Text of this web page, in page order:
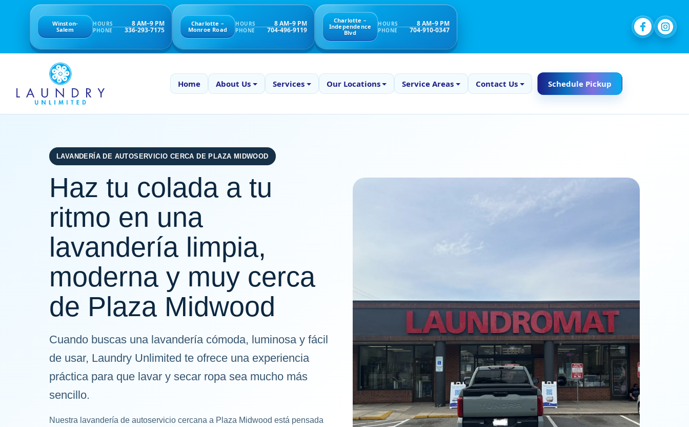
Winston-
Salem
HOURS 8 AM–9 PM
PHONE 336-293-7175
Charlotte –
Monroe Road
HOURS 8 AM–9 PM
PHONE 704-496-9119
Charlotte –
Independence
Blvd
HOURS 8 AM–9 PM
PHONE 704-910-0347
Home About Us Services Our Locations Service Areas Contact Us Schedule Pickup
LAVANDERÍA DE AUTOSERVICIO CERCA DE PLAZA MIDWOOD
Haz tu colada a tu
ritmo en una
lavandería limpia,
moderna y muy cerca
de Plaza Midwood
Cuando buscas una lavandería cómoda, luminosa y fácil
de usar, Laundry Unlimited te ofrece una experiencia
práctica para que lavar y secar ropa sea mucho más
sencillo.
Nuestra lavandería de autoservicio cercana a Plaza Midwood está pensada